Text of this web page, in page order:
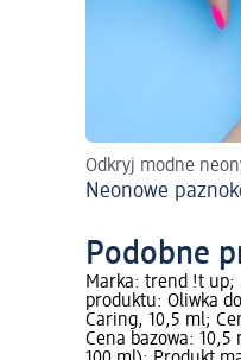
Odkryj modne
Neonowe
Podobne
Marka: trend !t up;
produktu: Oliwka
Caring, 10,5 ml;
Cena bazowa: 10,5